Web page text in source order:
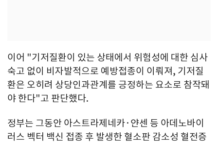
이어 "기저질환이 있는 상태에서 위험성에 대한 심사
숙고 없이 비자발적으로 예방접종이 이뤄져, 기저질
환은 오히려 상당인과관계를 긍정하는 요소로 참작돼
야 한다"고 판단했다.
정부는 그동안 아스트라제네카·얀센 등 아데노바이
러스 벡터 백신 접종 후 발생한 혈소판 감소성 혈전증